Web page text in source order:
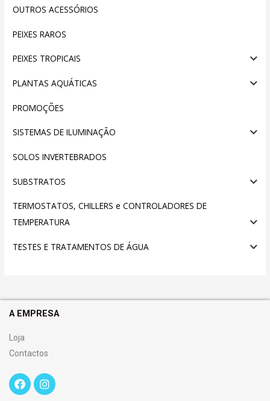
OUTROS ACESSÓRIOS
PEIXES RAROS
PEIXES TROPICAIS
PLANTAS AQUÁTICAS
PROMOÇÕES
SISTEMAS DE ILUMINAÇÃO
SOLOS INVERTEBRADOS
SUBSTRATOS
TERMOSTATOS, CHILLERS e CONTROLADORES DE
TEMPERATURA
TESTES E TRATAMENTOS DE ÁGUA
A EMPRESA
Loja
Contactos